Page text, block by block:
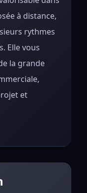
à distance,
rythmes
Elle vous
la grande
et